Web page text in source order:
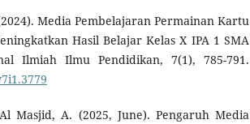
Media Pembelajaran Permainan Kartu
Hasil Belajar Kelas X IPA 1 SMA
Ilmiah Ilmu Pendidikan, 7(1), 785-791.
Masjid, A. (2025, June). Pengaruh Media